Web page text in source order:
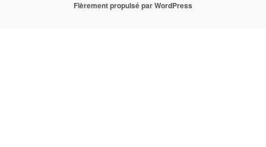
Fièrement propulsé par WordPress